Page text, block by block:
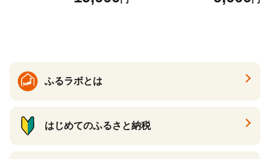
ふるラボとは
はじめてのふるさと納税